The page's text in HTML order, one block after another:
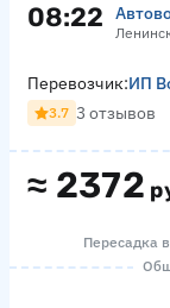
08:22
≈ 2372
Перевозчик:ИП
3.7 3 отзывов
Пересадка